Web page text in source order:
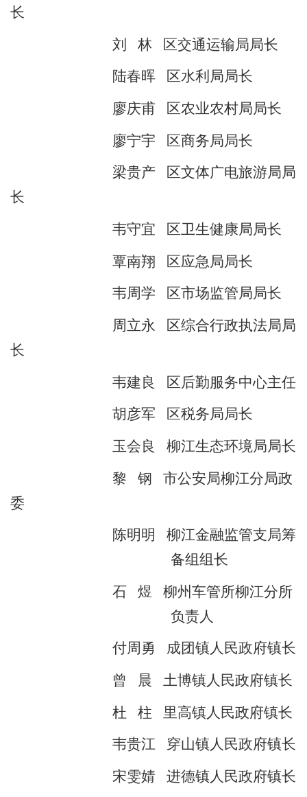
长
刘
林
区交通运输局局长
陆春晖
区水利局局长
廖庆甫
区农业农村局局长
廖宁宇
区商务局局长
梁贵产
区文体广电旅游局局
长
韦守宜
区卫生健康局局长
覃南翔
区应急局局长
韦周学
区市场监管局局长
周立永
区综合行政执法局局
长
韦建良
区后勤服务中心主任
胡彦军
区税务局局长
玉会良
柳江生态环境局局长
黎
钢
市公安局柳江分局政
委
陈明明
柳江金融监管支局筹
备组组长
石
煜
柳州车管所柳江分所
负责人
付周勇
成团镇人民政府镇长
曾
晨
土博镇人民政府镇长
杜
柱
里高镇人民政府镇长
韦贵江
穿山镇人民政府镇长
宋雯婧
进德镇人民政府镇长